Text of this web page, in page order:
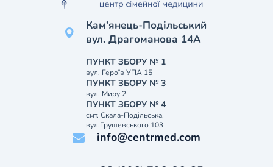
Кам’янець-Подільський
вул. Драгоманова 14А
ПУНКТ ЗБОРУ № 1
вул. Героїв УПА 15
ПУНКТ ЗБОРУ № 3
вул. Миру 2
ПУНКТ ЗБОРУ № 4
смт. Скала-Подільська,
вул.Грушевського 103
info@centrmed.com